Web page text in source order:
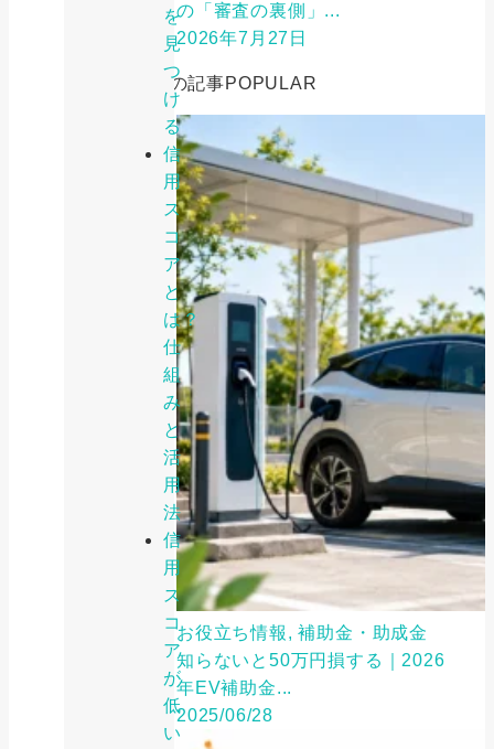
を
見
つ
け
る
信
用
ス
コ
ア
と
は？
仕
組
み
と
活
用
法
信
用
ス
コ
ア
が
低
い
の「審査の裏側」...
2026年7月27日
人気の記事POPULAR
お役立ち情報, 補助金・助成金
知らないと50万円損する｜2026
年EV補助金...
2025/06/28